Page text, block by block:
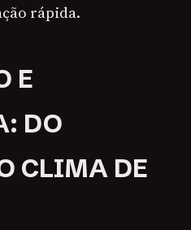
rápida.
E
DO
CLIMA DE